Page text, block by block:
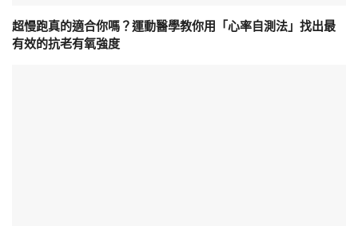
超慢跑真的適合你嗎？運動醫學教你用「心率自測法」找出最
有效的抗老有氧強度